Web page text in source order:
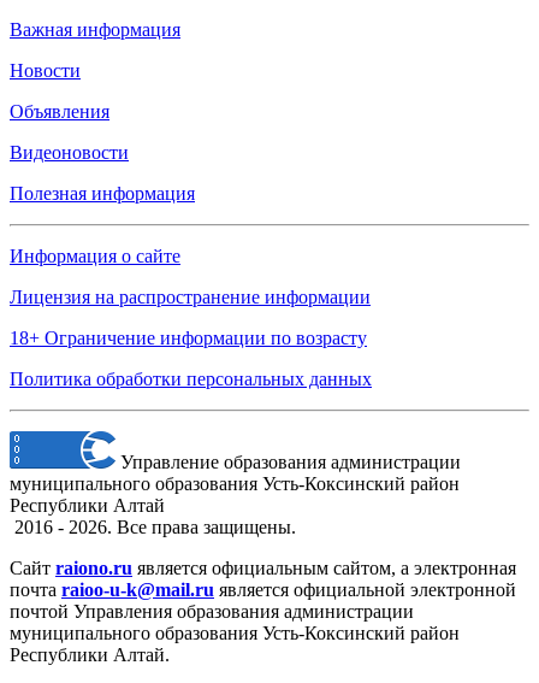
Важная информация
Новости
Объявления
Видеоновости
Полезная информация
Информация о сайте
Лицензия на распространение информации
18+ Ограничение информации по возрасту
Политика обработки персональных данных
Управление образования администрации
муниципального образования Усть-Коксинский район
Республики Алтай
2016 - 2026. Все права защищены.
Сайт raiono.ru является официальным сайтом, а электронная
почта raioo-u-k@mail.ru является официальной электронной
почтой Управления образования администрации
муниципального образования Усть-Коксинский район
Республики Алтай.